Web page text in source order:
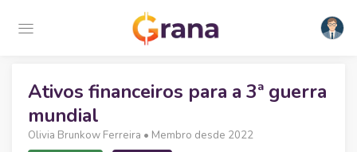
Ativos financeiros para a 3ª guerra
mundial
Olivia Brunkow Ferreira • Membro desde 2022